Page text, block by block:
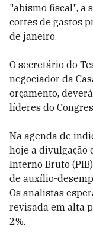
"abismo fiscal", a
cortes de gastos
de janeiro.
O secretário do
negociador da
orçamento,
líderes do
Na agenda de
hoje a divulgação
Interno Bruto
de auxílio-
Os analistas
revisada em alta
2%.